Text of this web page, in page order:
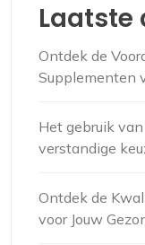
Laatste
Ontdek de
Supplementen
Het gebruik
verstandige
Ontdek de
voor Jouw